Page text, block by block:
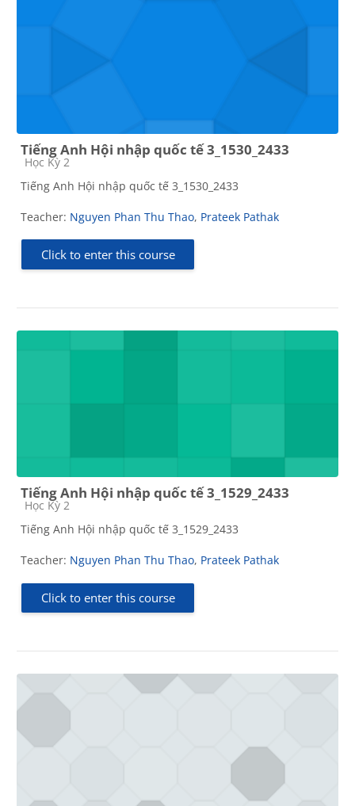
Tiếng Anh Hội nhập quốc tế 3_1530_2433
Course category
Học Kỳ 2
Tiếng Anh Hội nhập quốc tế 3_1530_2433
Teacher: Nguyen Phan Thu Thao, Prateek Pathak
Click to enter this course
Tiếng Anh Hội nhập quốc tế 3_1529_2433
Course category
Học Kỳ 2
Tiếng Anh Hội nhập quốc tế 3_1529_2433
Teacher: Nguyen Phan Thu Thao, Prateek Pathak
Click to enter this course